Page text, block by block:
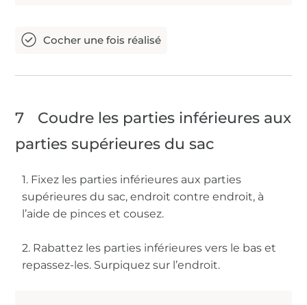
7
Coudre les parties inférieures aux
parties supérieures du sac
1. Fixez les parties inférieures aux parties
supérieures du sac, endroit contre endroit, à
l’aide de pinces et cousez.
2. Rabattez les parties inférieures vers le bas et
repassez-les. Surpiquez sur l’endroit.